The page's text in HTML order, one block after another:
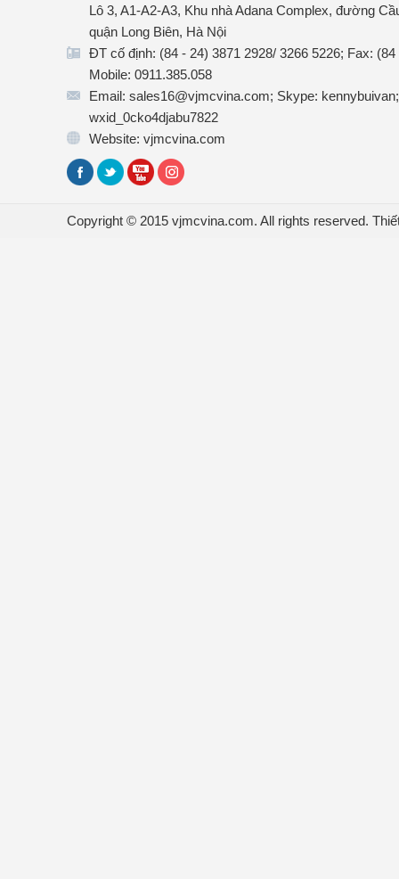
Lô 3, A1-A2-A3, Khu nhà Adana Complex, đường
quận Long Biên, Hà Nội
ĐT cố định: (84 - 24) 3871 2928/ 3266 5226; Fax:
Mobile: 0911.385.058
Email: sales16@vjmcvina.com; Skype:
wxid_0cko4djabu7822
Website: vjmcvina.com
Copyright © 2015 vjmcvina.com. All rights reserved.